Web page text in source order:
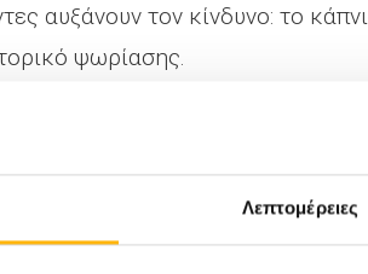
Λεπτομέρειες
αυξάνουν τον κίνδυνο: το
ψωρίασης.
που βλέπετε στο δέρμα
δέρμα.